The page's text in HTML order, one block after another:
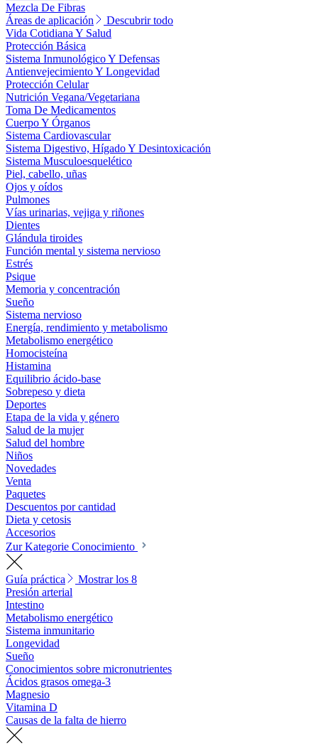
Mezcla De Fibras
Áreas de aplicación
Descubrir todo
Vida Cotidiana Y Salud
Protección Básica
Sistema Inmunológico Y Defensas
Antienvejecimiento Y Longevidad
Protección Celular
Nutrición Vegana/Vegetariana
Toma De Medicamentos
Cuerpo Y Órganos
Sistema Cardiovascular
Sistema Digestivo, Hígado Y Desintoxicación
Sistema Musculoesquelético
Piel, cabello, uñas
Ojos y oídos
Pulmones
Vías urinarias, vejiga y riñones
Dientes
Glándula tiroides
Función mental y sistema nervioso
Estrés
Psique
Memoria y concentración
Sueño
Sistema nervioso
Energía, rendimiento y metabolismo
Metabolismo energético
Homocisteína
Histamina
Equilibrio ácido-base
Sobrepeso y dieta
Deportes
Etapa de la vida y género
Salud de la mujer
Salud del hombre
Niños
Novedades
Venta
Paquetes
Descuentos por cantidad
Dieta y cetosis
Accesorios
Zur Kategorie Conocimiento
Guía práctica
Mostrar los 8
Presión arterial
Intestino
Metabolismo energético
Sistema inmunitario
Longevidad
Sueño
Conocimientos sobre micronutrientes
Ácidos grasos omega-3
Magnesio
Vitamina D
Causas de la falta de hierro